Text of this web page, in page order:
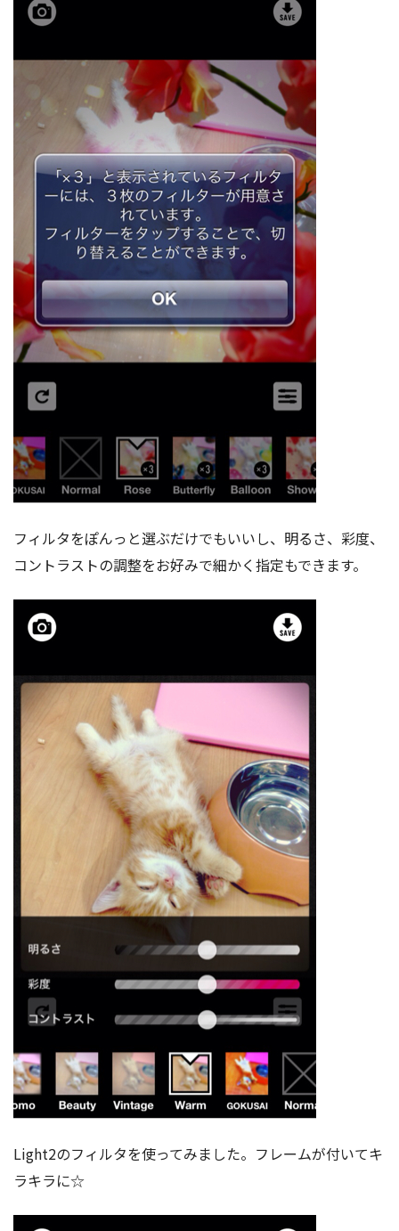
フィルタをぽんっと選ぶだけでもいいし、明るさ、彩度、
コントラストの調整をお好みで細かく指定もできます。
Light2のフィルタを使ってみました。フレームが付いてキ
ラキラに☆